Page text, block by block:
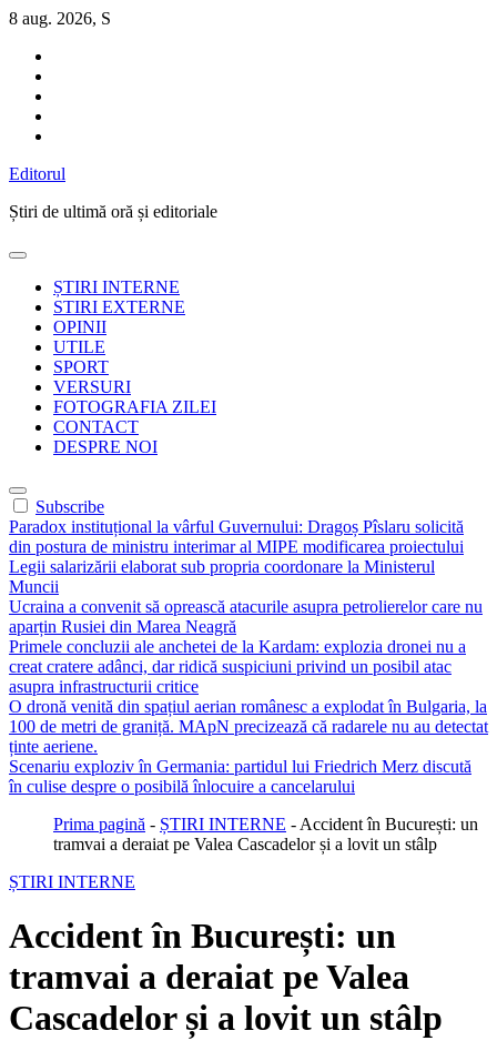
Sari
conținut
8 aug. 2026, S
Editorul
Știri de ultimă oră și editoriale
ȘTIRI INTERNE
STIRI EXTERNE
OPINII
UTILE
SPORT
VERSURI
FOTOGRAFIA ZILEI
CONTACT
DESPRE NOI
Subscribe
Paradox instituțional la vârful Guvernului: Dragoș Pîslaru solicită
din postura de ministru interimar al MIPE modificarea proiectului
Legii salarizării elaborat sub propria coordonare la Ministerul
Muncii
Ucraina a convenit să oprească atacurile asupra petrolierelor care nu
aparțin Rusiei din Marea Neagră
Primele concluzii ale anchetei de la Kardam: explozia dronei nu a
creat cratere adânci, dar ridică suspiciuni privind un posibil atac
asupra infrastructurii critice
O dronă venită din spațiul aerian românesc a explodat în Bulgaria, la
100 de metri de graniță. MApN precizează că radarele nu au detectat
ținte aeriene.
Scenariu exploziv în Germania: partidul lui Friedrich Merz discută
în culise despre o posibilă înlocuire a cancelarului
Prima pagină - ȘTIRI INTERNE - Accident în București: un
tramvai a deraiat pe Valea Cascadelor și a lovit un stâlp
ȘTIRI INTERNE
Accident în București: un
tramvai a deraiat pe Valea
Cascadelor și a lovit un stâlp